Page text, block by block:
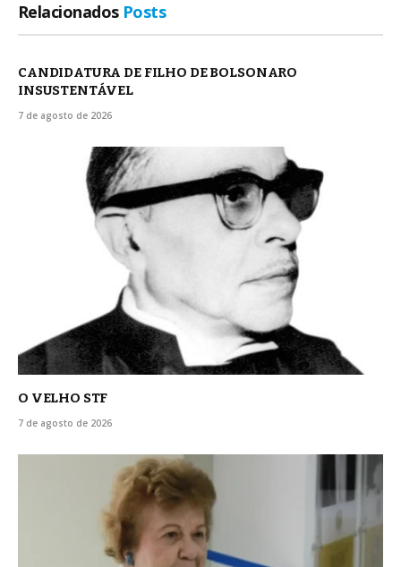
Relacionados Posts
CANDIDATURA DE FILHO DE BOLSONARO
INSUSTENTÁVEL
7 de agosto de 2026
O VELHO STF
7 de agosto de 2026